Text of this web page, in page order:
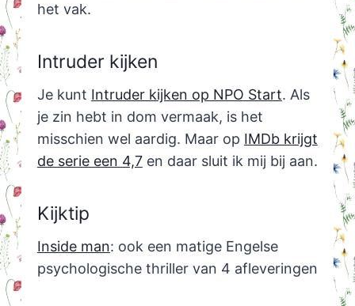
het vak.
Intruder kijken
Je kunt Intruder kijken op NPO Start. Als
je zin hebt in dom vermaak, is het
misschien wel aardig. Maar op IMDb krijgt
de serie een 4,7en daar sluit ik mij bij aan.
Kijktip
Inside man: ook een matige Engelse
psychologische thriller van 4 afleveringen